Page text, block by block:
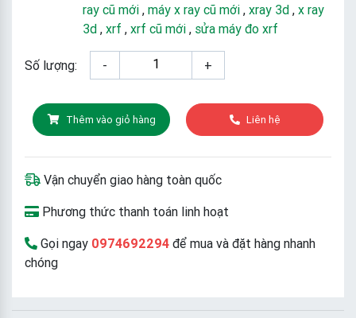
ray cũ mới , máy x ray cũ mới , xray 3d , x ray
3d , xrf , xrf cũ mới , sửa máy đo xrf
Số lượng: - +
Thêm vào giỏ hàng Liên hệ
Vận chuyển giao hàng toàn quốc
Phương thức thanh toán linh hoạt
Gọi ngay 0974692294 để mua và đặt hàng nhanh
chóng